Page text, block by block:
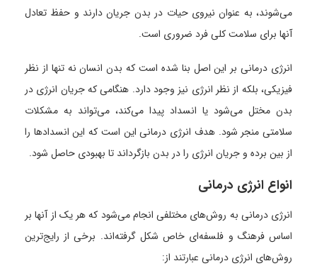
می‌شوند، به عنوان نیروی حیات در بدن جریان دارند و حفظ تعادل
آنها برای سلامت کلی فرد ضروری است.
انرژی درمانی بر این اصل بنا شده است که بدن انسان نه تنها از نظر
فیزیکی، بلکه از نظر انرژی نیز وجود دارد. هنگامی که جریان انرژی در
بدن مختل می‌شود یا انسداد پیدا می‌کند، می‌تواند به مشکلات
سلامتی منجر شود. هدف انرژی درمانی این است که این انسدادها را
از بین برده و جریان انرژی را در بدن بازگرداند تا بهبودی حاصل شود.
انواع انرژی درمانی
انرژی درمانی به روش‌های مختلفی انجام می‌شود که هر یک از آنها بر
اساس فرهنگ و فلسفه‌ای خاص شکل گرفته‌اند. برخی از رایج‌ترین
روش‌های انرژی درمانی عبارتند از: